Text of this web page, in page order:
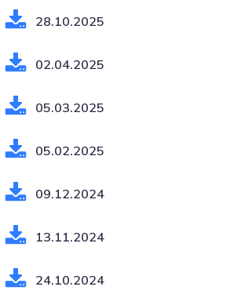
28.10.2025
02.04.2025
05.03.2025
05.02.2025
09.12.2024
13.11.2024
24.10.2024